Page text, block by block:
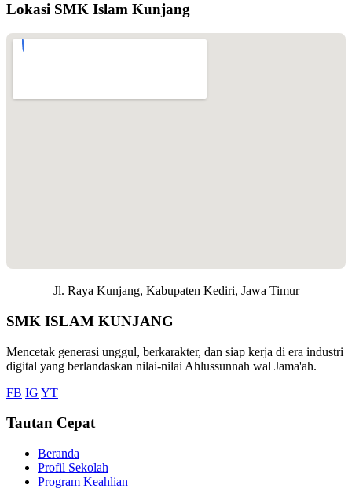
Lokasi SMK Islam Kunjang
Jl. Raya Kunjang, Kabupaten Kediri, Jawa Timur
SMK ISLAM KUNJANG
Mencetak generasi unggul, berkarakter, dan siap kerja di era industri
digital yang berlandaskan nilai-nilai Ahlussunnah wal Jama'ah.
FB IG YT
Tautan Cepat
Beranda
Profil Sekolah
Program Keahlian